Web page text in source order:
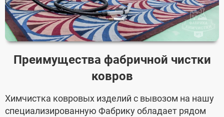
Преимущества фабричной чистки
ковров
Химчистка ковровых изделий с вывозом на нашу
специализированную Фабрику обладает рядом